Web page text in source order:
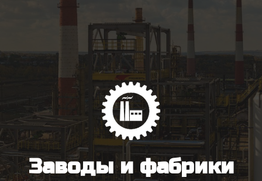
Заводы и фабрики